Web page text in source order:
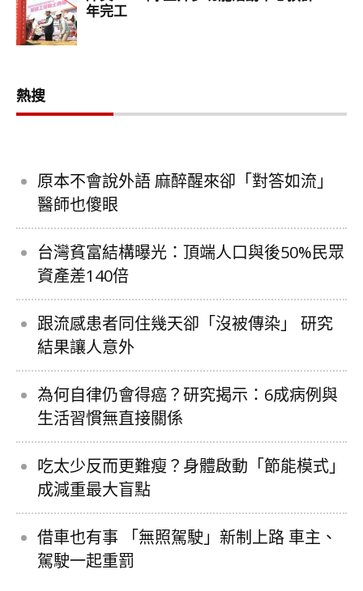
熱搜
原本不會說外語 麻醉醒來卻「對答如流」
醫師也傻眼
台灣貧富結構曝光：頂端人口與後50%民眾
資產差140倍
跟流感患者同住幾天卻「沒被傳染」 研究
結果讓人意外
為何自律仍會得癌？研究揭示：6成病例與
生活習慣無直接關係
吃太少反而更難瘦？身體啟動「節能模式」
成減重最大盲點
借車也有事 「無照駕駛」新制上路 車主、
駕駛一起重罰